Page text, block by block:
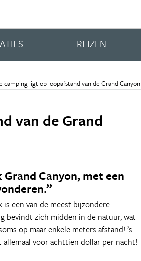
REIZEN
camping ligt op loopafstand van de Grand Canyon
van de Grand
Canyon, met een
is een van de meest bijzondere
bevindt zich midden in de natuur, wat
op maar enkele meters afstand! ’s
voor achttien dollar per nacht!